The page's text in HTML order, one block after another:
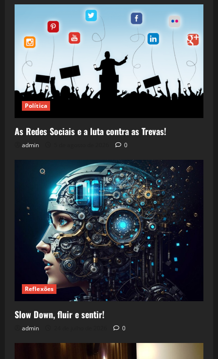
Política
As Redes Sociais e a luta contra as Trevas!
admin 0
Reflexões
Slow Down, fluir e sentir!
admin 0